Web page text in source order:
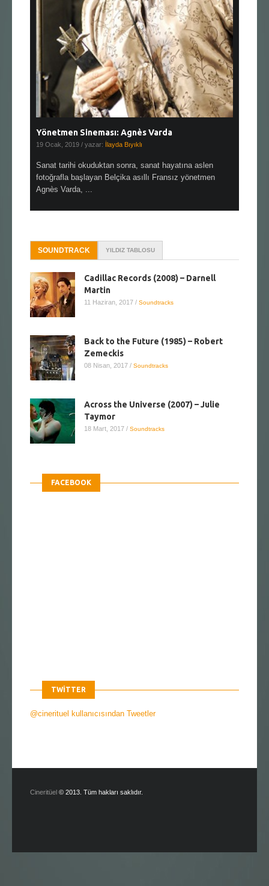
Yönetmen Sineması: Agnès Varda
19 Ocak, 2019 / yazar: İlayda Bıyıklı
Sanat tarihi okuduktan sonra, sanat hayatına aslen
fotoğrafla başlayan Belçika asıllı Fransız yönetmen
Agnès Varda, ...
SOUNDTRACK YILDIZ TABLOSU
Cadillac Records (2008) – Darnell
Martin
11 Haziran, 2017 / Soundtracks
Back to the Future (1985) – Robert
Zemeckis
08 Nisan, 2017 / Soundtracks
Across the Universe (2007) – Julie
Taymor
18 Mart, 2017 / Soundtracks
FACEBOOK
TWITTER
@cinerituel kullanıcısından Tweetler
Cineritüel © 2013. Tüm hakları saklıdır.